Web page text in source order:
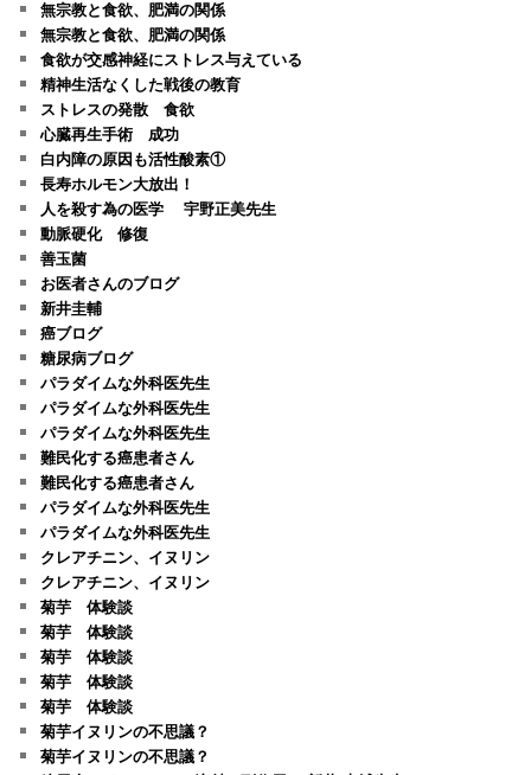
無宗教と食欲、肥満の関係
無宗教と食欲、肥満の関係
食欲が交感神経にストレス与えている
精神生活なくした戦後の教育
ストレスの発散 食欲
心臓再生手術 成功
白内障の原因も活性酸素①
長寿ホルモン大放出！
人を殺す為の医学 宇野正美先生
動脈硬化 修復
善玉菌
お医者さんのブログ
新井圭輔
癌ブログ
糖尿病ブログ
パラダイムな外科医先生
パラダイムな外科医先生
パラダイムな外科医先生
難民化する癌患者さん
難民化する癌患者さん
パラダイムな外科医先生
パラダイムな外科医先生
クレアチニン、イヌリン
クレアチニン、イヌリン
菊芋 体験談
菊芋 体験談
菊芋 体験談
菊芋 体験談
菊芋 体験談
菊芋イヌリンの不思議？
菊芋イヌリンの不思議？